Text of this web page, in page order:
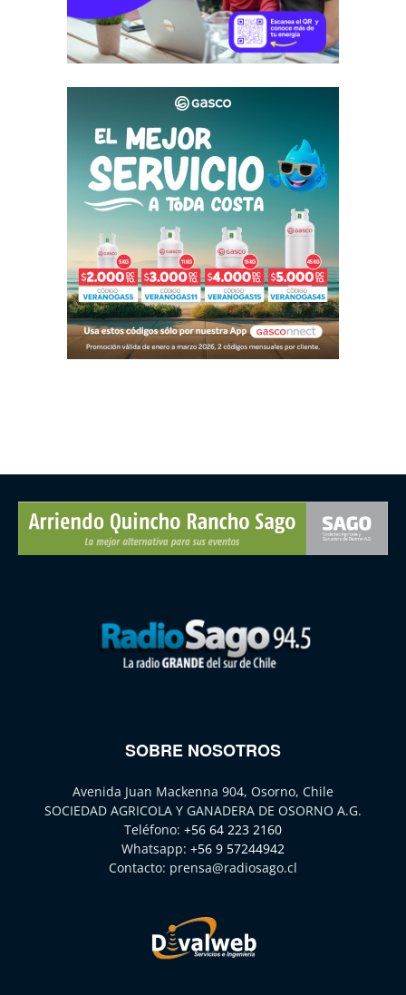
SOBRE NOSOTROS
Avenida Juan Mackenna 904, Osorno, Chile
SOCIEDAD AGRICOLA Y GANADERA DE OSORNO A.G.
Teléfono: +56 64 223 2160
Whatsapp: +56 9 57244942
Contacto: prensa@radiosago.cl